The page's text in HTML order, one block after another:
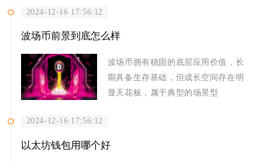
2024-12-16 17:56:12
波场币前景到底怎么样
波场币拥有稳固的底层应用价值，长
期具备生存基础，但成长空间存在明
显天花板，属于典型的场景型
2024-12-16 17:56:12
以太坊钱包用哪个好